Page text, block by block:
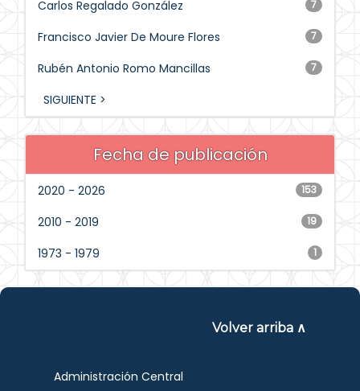
7
Carlos Regalado González
7
Francisco Javier De Moure Flores
7
Rubén Antonio Romo Mancillas
SIGUIENTE >
Fecha de publicación
153
2020 - 2026
19
2010 - 2019
1
1973 - 1979
Volver arriba ∧
Administración Central